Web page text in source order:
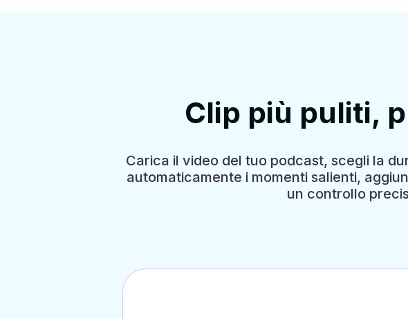
Clip più puliti,
Carica il video del tuo podcast, scegli la
automaticamente i momenti salienti,
un controllo